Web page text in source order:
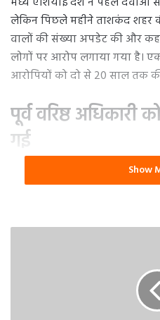
लेकिन पिछले महीने ताशकंद शहर
वालों की संख्या अपडेट की और
लोगों पर आरोप लगाया गया है।
आरोपियों को दो से 20 साल तक
पूर्व वरिष्ठ अधिकारी
गई
उन्हें कर चोरी, घटिया या नकली
दवाएं बेचने वाली कंपनी
सात दोषियों से
Show